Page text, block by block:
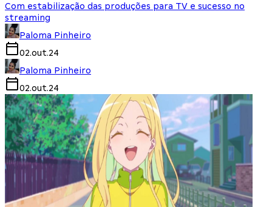
Com estabilização das produções para TV e sucesso no
streaming
Paloma Pinheiro
02.out.24
Paloma Pinheiro
02.out.24